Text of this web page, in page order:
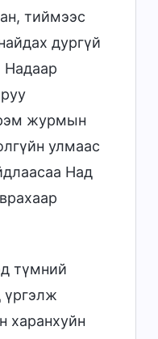
тиймээс
дургүй
Надаар
журмын
улмаас
Над
түмний
үргэлж
харанхуйн